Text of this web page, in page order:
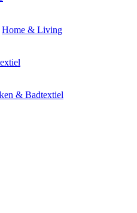
Home & Living
& Badtextiel